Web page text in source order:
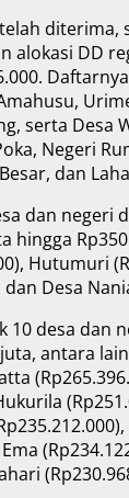
diterima,
alokasi DD
serta Desa
Negeri
dan
dan negeri
hingga
Hutumuri
Desa
10 desa dan
antara